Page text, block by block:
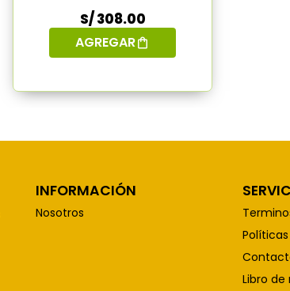
S/ 308.00
AGREGAR
INFORMACIÓN
Nosotros
Libro